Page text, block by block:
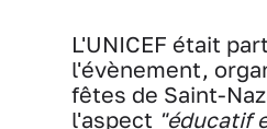
L'UNICEF était
l'évènement,
fêtes de Saint-
l'aspect "éducatif